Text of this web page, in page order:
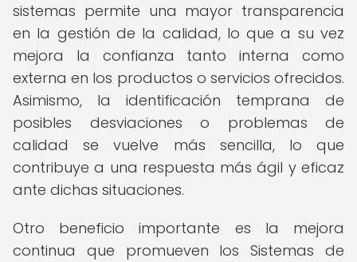
sistemas permite una mayor transparencia
en la gestión de la calidad, lo que a su vez
mejora la confianza tanto interna como
externa en los productos o servicios ofrecidos.
Asimismo, la identificación temprana de
posibles desviaciones o problemas de
calidad se vuelve más sencilla, lo que
contribuye a una respuesta más ágil y eficaz
ante dichas situaciones.
Otro beneficio importante es la mejora
continua que promueven los Sistemas de